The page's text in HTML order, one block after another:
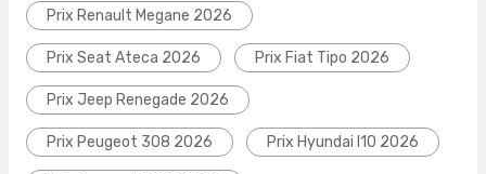
Prix Renault Megane 2026
Prix Seat Ateca 2026 Prix Fiat Tipo 2026
Prix Jeep Renegade 2026
Prix Peugeot 308 2026 Prix Hyundai I10 2026